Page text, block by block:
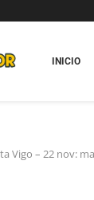
INICIO
Vigo – 22 nov: